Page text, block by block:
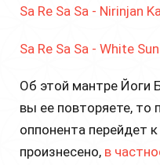
Sa Re Sa Sa - Nirinjan
Sa Re Sa Sa - White Sun
Об этой мантре Йоги
вы ее повторяете, то
оппонента перейдет
произнесено, в